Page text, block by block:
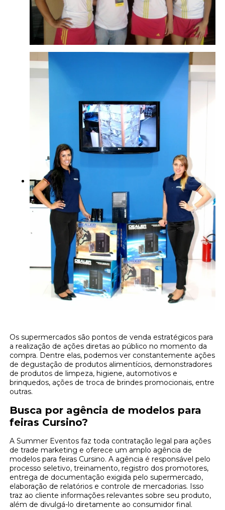
Os supermercados são pontos de venda estratégicos para
a realização de ações diretas ao público no momento da
compra. Dentre elas, podemos ver constantemente ações
de degustação de produtos alimentícios, demonstradores
de produtos de limpeza, higiene, automotivos e
brinquedos, ações de troca de brindes promocionais, entre
outras.
Busca por agência de modelos para
feiras Cursino?
A Summer Eventos faz toda contratação legal para ações
de trade marketing e oferece um amplo agência de
modelos para feiras Cursino. A agência é responsável pelo
processo seletivo, treinamento, registro dos promotores,
entrega de documentação exigida pelo supermercado,
elaboração de relatórios e controle de mercadorias. Isso
traz ao cliente informações relevantes sobre seu produto,
além de divulgá-lo diretamente ao consumidor final.